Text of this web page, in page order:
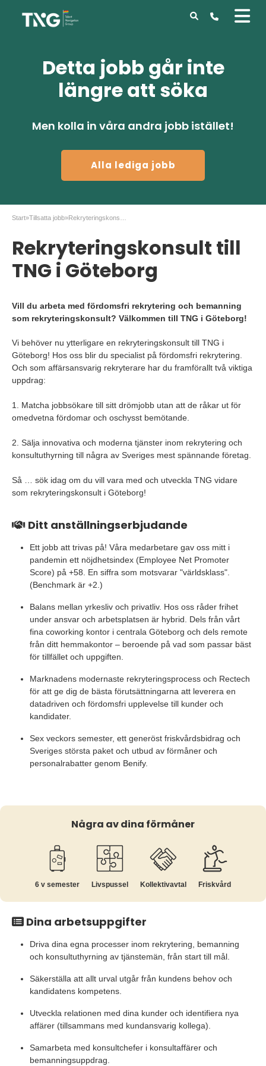
Detta jobb går inte
längre att söka
Men kolla in våra andra jobb istället!
Alla lediga jobb
Start»Tillsatta jobb»
Rekryteringskonsult till
TNG i Göteborg
Vill du arbeta med fördomsfri rekrytering och bemanning
som rekryteringskonsult? Välkommen till TNG i Göteborg!
Vi behöver nu ytterligare en rekryteringskonsult till TNG i
Göteborg! Hos oss blir du specialist på fördomsfri rekrytering.
Och som affärsansvarig rekryterare har du framförallt två viktiga
uppdrag:
1. Matcha jobbsökare till sitt drömjobb utan att de råkar ut för
omedvetna fördomar och oschysst bemötande.
2. Sälja innovativa och moderna tjänster inom rekrytering och
konsultuthyrning till några av Sveriges mest spännande företag.
Så … sök idag om du vill vara med och utveckla TNG vidare
som rekryteringskonsult i Göteborg!
Ditt anställningserbjudande
Ett jobb att trivas på! Våra medarbetare gav oss mitt i
pandemin ett nöjdhetsindex (Employee Net Promoter
Score) på +58. En siffra som motsvarar "världsklass".
(Benchmark är +2.)
Balans mellan yrkesliv och privatliv. Hos oss råder frihet
under ansvar och arbetsplatsen är hybrid. Dels från vårt
fina coworking kontor i centrala Göteborg och dels remote
från ditt hemmakontor – beroende på vad som passar bäst
för tillfället och uppgiften.
Marknadens modernaste rekryteringsprocess och Rectech
för att ge dig de bästa förutsättningarna att leverera en
datadriven och fördomsfri upplevelse till kunder och
kandidater.
Sex veckors semester, ett generöst friskvårdsbidrag och
Sveriges största paket och utbud av förmåner och
personalrabatter genom Benify.
Några av dina förmåner
6 v semester Livspussel Kollektiv­avtal Friskvård
Dina arbetsuppgifter
Driva dina egna processer inom rekrytering, bemanning
och konsultuthyrning av tjänstemän, från start till mål.
Säkerställa att allt urval utgår från kundens behov och
kandidatens kompetens.
Utveckla relationen med dina kunder och identifiera nya
affärer (tillsammans med kundansvarig kollega).
Samarbeta med konsultchefer i konsultaffärer och
bemanningsuppdrag.